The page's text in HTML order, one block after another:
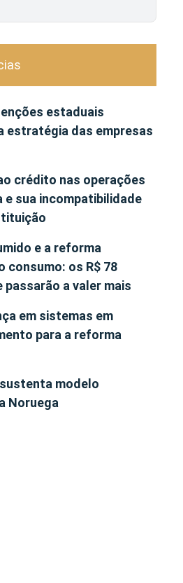
estaduais
estratégia das empresas
crédito nas operações
e sua incompatibilidade
e a reforma
consumo: os R$ 78
passarão a valer mais
em sistemas em
para a reforma
sustenta modelo
Noruega